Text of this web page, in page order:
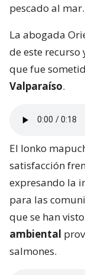
pescado al mar.
La abogada
de este recurso
que fue
Valparaíso.
El lonko
satisfacción
expresando la
para las
que se han
ambiental
salmones.